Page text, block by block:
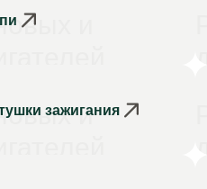
и
и
зажигания